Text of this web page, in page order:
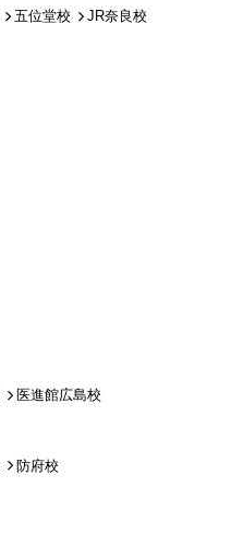
五位堂校
JR奈良校
医進館広島校
防府校